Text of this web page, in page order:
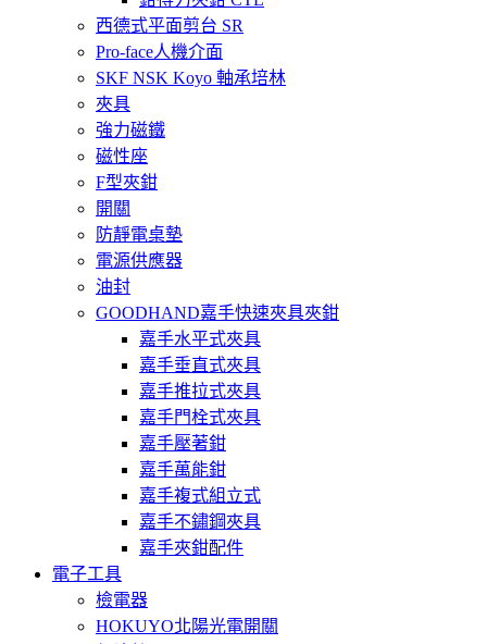
西德式平面剪台 SR
Pro-face人機介面
SKF NSK Koyo 軸承培林
夾具
強力磁鐵
磁性座
F型夾鉗
開關
防靜電桌墊
電源供應器
油封
GOODHAND嘉手快速夾具夾鉗
嘉手水平式夾具
嘉手垂直式夾具
嘉手推拉式夾具
嘉手門栓式夾具
嘉手壓著鉗
嘉手萬能鉗
嘉手複式組立式
嘉手不鏽鋼夾具
嘉手夾鉗配件
電子工具
檢電器
HOKUYO北陽光電開關